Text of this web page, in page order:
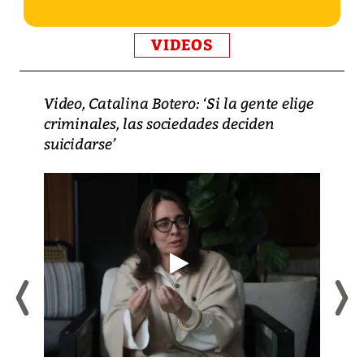
VIDEOS
Video, Catalina Botero: ‘Si la gente elige
criminales, las sociedades deciden
suicidarse’